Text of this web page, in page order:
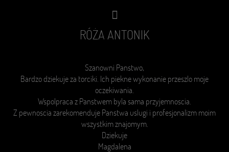
RÓŻA ANTONIK
Szanowni Panstwo,
Bardzo dziekuje za torciki. Ich piekne wykonanie przeszlo moje
oczekiwania.
Wspolpraca z Panstwem byla sama przyjemnoscia.
Z pewnoscia zarekomenduje Panstwa uslugi i profesjonalizm moim
wszystkim znajomym.
Dziekuje
Magdalena